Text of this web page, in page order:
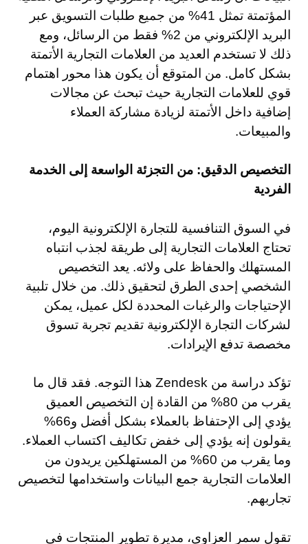
المؤتمتة تمثل 41% من جميع طلبات التسويق عبر
البريد الإلكتروني من 2% فقط من الرسائل، ومع
ذلك لا تستخدم العديد من العلامات التجارية الأتمتة
بشكل كامل. من المتوقع أن يكون هذا محور اهتمام
قوي للعلامات التجارية حيث تبحث عن مجالات
إضافية داخل الأتمتة لزيادة مشاركة العملاء
والمبيعات.
التخصيص الدقيق: من التجزئة الواسعة إلى الخدمة
الفردية
في السوق التنافسية للتجارة الإلكترونية اليوم،
تحتاج العلامات التجارية إلى طريقة لجذب انتباه
المستهلك والحفاظ على ولائه. يعد التخصيص
الشخصي إحدى الطرق لتحقيق ذلك. من خلال تلبية
الإحتياجات والرغبات المحددة لكل عميل، يمكن
لشركات التجارة الإلكترونية تقديم تجربة تسوق
مخصصة تدفع الإيرادات.
تؤكد دراسة من Zendesk هذا التوجه. فقد قال ما
يقرب من 80% من القادة إن التخصيص العميق
يؤدي إلى الإحتفاظ بالعملاء بشكل أفضل و66%
يقولون إنه يؤدي إلى خفض تكاليف اكتساب العملاء.
وما يقرب من 60% من المستهلكين يريدون من
العلامات التجارية جمع البيانات واستخدامها لتخصيص
تجاربهم.
تقول سمر العزاوي، مديرة تطوير المنتجات في